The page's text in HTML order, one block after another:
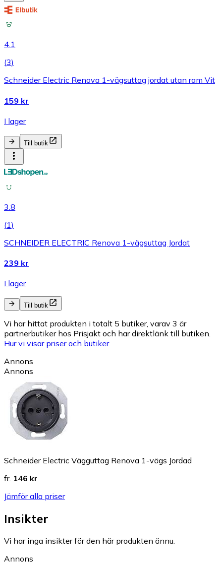
4.1
(3)
Schneider Electric Renova 1-vägsuttag jordat utan ram Vit
159 kr
I lager
Till butik
3.8
(1)
SCHNEIDER ELECTRIC Renova 1-vägsuttag Jordat
239 kr
I lager
Till butik
Vi har hittat produkten i totalt 5 butiker, varav 3 är
partnerbutiker hos Prisjakt och har direktlänk till butiken.
Hur vi visar priser och butiker.
Annons
Annons
Schneider Electric Vägguttag Renova 1-vägs Jordad
fr. 146 kr
Jämför alla priser
Insikter
Vi har inga insikter för den här produkten ännu.
Annons